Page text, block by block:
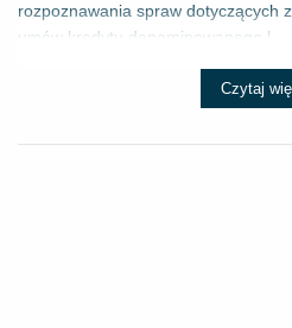
rozpoznawania spraw dotyczących
umów kredytu denominowanego l...
Czytaj